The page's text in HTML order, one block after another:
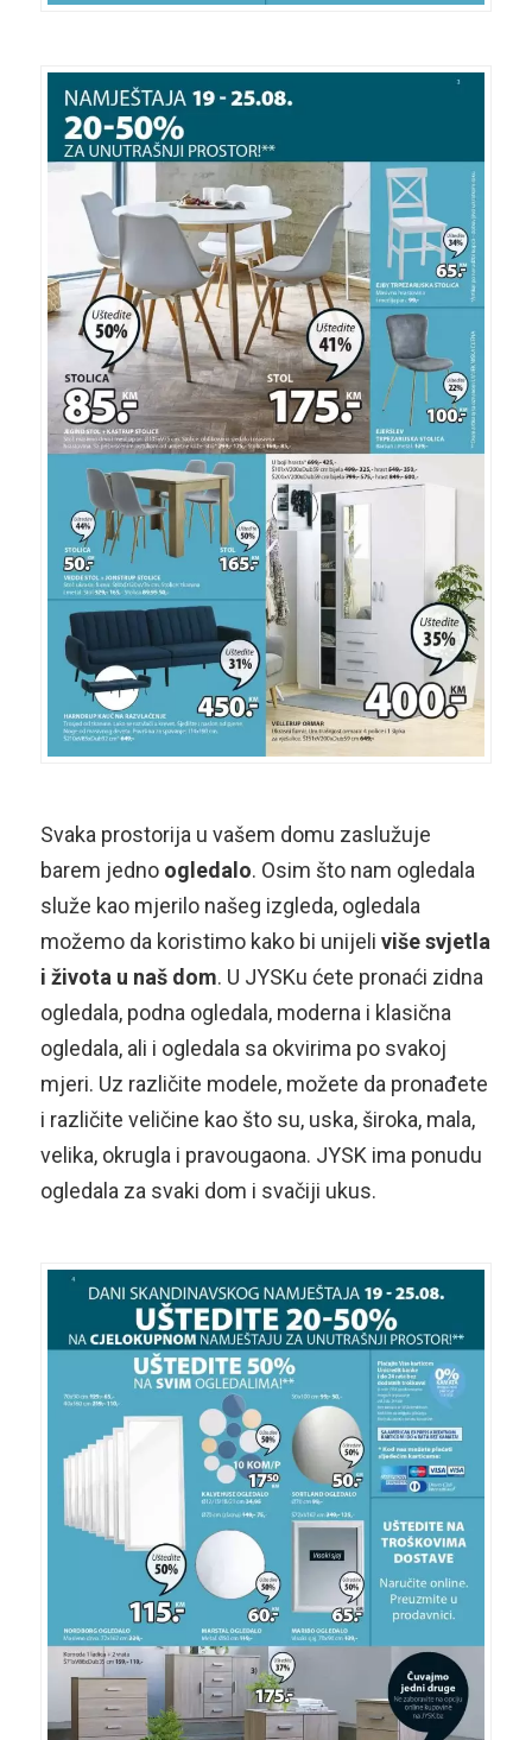
Svaka prostorija u vašem domu zaslužuje
barem jedno ogledalo. Osim što nam ogledala
služe kao mjerilo našeg izgleda, ogledala
možemo da koristimo kako bi unijeli više svjetla
i života u naš dom. U JYSKu ćete pronaći zidna
ogledala, podna ogledala, moderna i klasična
ogledala, ali i ogledala sa okvirima po svakoj
mjeri. Uz različite modele, možete da pronađete
i različite veličine kao što su, uska, široka, mala,
velika, okrugla i pravougaona. JYSK ima ponudu
ogledala za svaki dom i svačiji ukus.